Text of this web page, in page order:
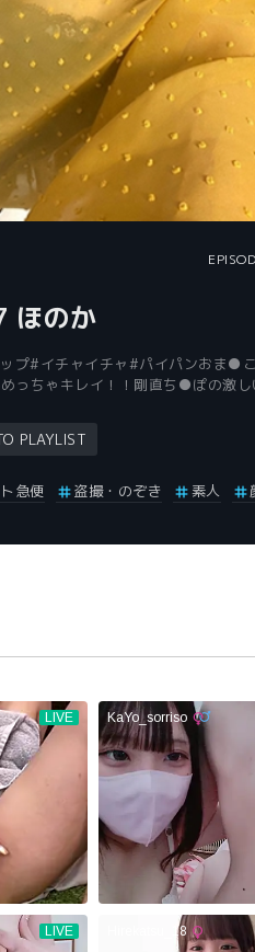
ほのか
プ#イチャイチャ#パイパンおま●
っちゃキレイ！！剛直ち●ぽの激
PLAYLIST
急便 盗撮・のぞき 素人